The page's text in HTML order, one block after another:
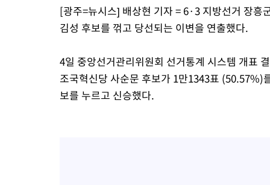
[광주=뉴시스] 배상현 기자 = 6·3 지방선거 장흥
김성 후보를 꺾고 당선되는 이변을 연출했다.
4일 중앙선거관리위원회 선거통계 시스템 개표
조국혁신당 사순문 후보가 1만1343표
보를 누르고 신승했다.